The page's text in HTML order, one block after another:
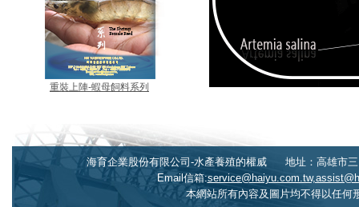
重裝上陣-蝦母飼料系列
海育企業股份有限公司-水產養殖的權威
地址：高雄市
Email信箱:
本網站所有內容及圖片均不得以任何